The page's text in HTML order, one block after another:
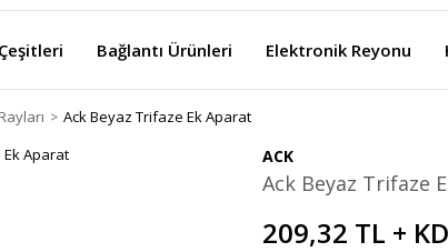
Bağlantı Ürünleri Elektronik Reyonu
Ack Beyaz Trifaze Ek Aparat
ACK
Ack Beyaz Trifaze
209,32 TL +